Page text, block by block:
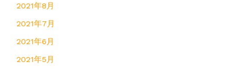
2021年8月
2021年7月
2021年6月
2021年5月